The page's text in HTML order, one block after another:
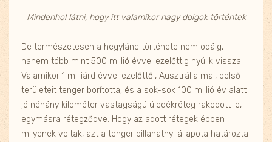
Mindenhol látni, hogy itt valamikor nagy dolgok történtek
De természetesen a hegylánc története nem odáig,
hanem több mint 500 millió évvel ezelőttig nyúlik vissza.
Valamikor 1 milliárd évvel ezelőttől, Ausztrália mai, belső
területeit tenger borította, és a sok-sok 100 millió év alatt
jó néhány kilométer vastagságú üledékréteg rakodott le,
egymásra rétegződve. Hogy az adott rétegek éppen
milyenek voltak, azt a tenger pillanatnyi állapota határozta